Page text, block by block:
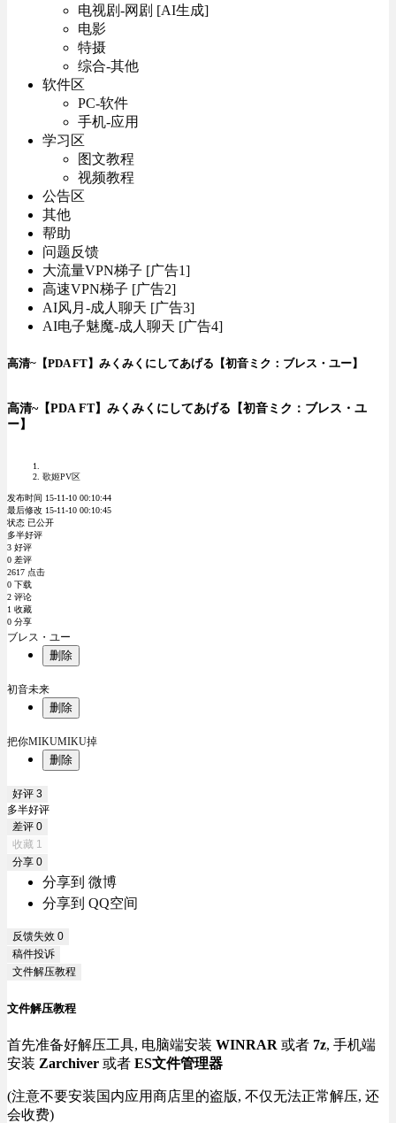
电视剧-网剧 [AI生成]
电影
特摄
综合-其他
软件区
PC-软件
手机-应用
学习区
图文教程
视频教程
公告区
其他
帮助
问题反馈
大流量VPN梯子 [广告1]
高速VPN梯子 [广告2]
AI风月-成人聊天 [广告3]
AI电子魅魔-成人聊天 [广告4]
高清~【PDA FT】みくみくにしてあげる【初音ミク：ブレス・ユー】
高清~【PDA FT】みくみくにしてあげる【初音ミク：ブレス・ユ
ー】
歌姬PV区
发布时间 15-11-10 00:10:44
最后修改 15-11-10 00:10:45
状态 已公开
多半好评
3 好评
0 差评
2617 点击
0 下载
2 评论
1 收藏
0 分享
ブレス・ユー
删除
初音未来
删除
把你MIKUMIKU掉
删除
好评 3
多半好评
差评 0
收藏 1
分享 0
分享到 微博
分享到 QQ空间
反馈失效 0
稿件投诉
文件解压教程
文件解压教程
首先准备好解压工具, 电脑端安装 WINRAR 或者 7z, 手机端
安装 Zarchiver 或者 ES文件管理器
(注意不要安装国内应用商店里的盗版, 不仅无法正常解压, 还
会收费)